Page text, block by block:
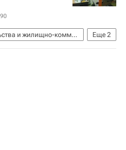
Еще2
Министерство строительства и жилищно-коммунального хозяйства РФ (Минстрой России)